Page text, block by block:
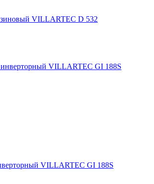
VILLARTEC D 532
VILLARTEC GI 188S